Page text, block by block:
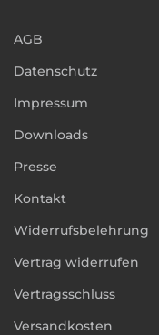
AGB
Datenschutz
Impressum
Downloads
Presse
Kontakt
Widerrufsbelehrung
Vertrag widerrufen
Vertragsschluss
Versandkosten